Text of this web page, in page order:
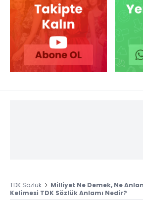
TDK Sözlük
Milliyet Ne Demek, Ne
Kelimesi TDK Sözlük Anlamı Nedir?